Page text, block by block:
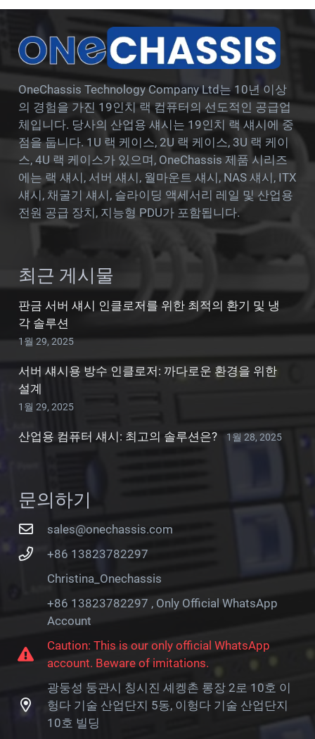
OneChassis Technology Company Ltd는 10년 이상
의 경험을 가진 19인치 랙 컴퓨터의 선도적인 공급업
체입니다. 당사의 산업용 섀시는 19인치 랙 섀시에 중
점을 둡니다. 1U 랙 케이스, 2U 랙 케이스, 3U 랙 케이
스, 4U 랙 케이스가 있으며, OneChassis 제품 시리즈
에는 랙 섀시, 서버 섀시, 월마운트 섀시, NAS 섀시, ITX
섀시, 채굴기 섀시, 슬라이딩 액세서리 레일 및 산업용
전원 공급 장치, 지능형 PDU가 포함됩니다.
최근 게시물
판금 서버 섀시 인클로저를 위한 최적의 환기 및 냉
각 솔루션
1월 29, 2025
서버 섀시용 방수 인클로저: 까다로운 환경을 위한
설계
1월 29, 2025
산업용 컴퓨터 섀시: 최고의 솔루션은? 1월 28, 2025
문의하기
sales@onechassis.com
+86 13823782297
Christina_Onechassis
+86 13823782297 , Only Official WhatsApp
Account
Caution: This is our only official WhatsApp
account. Beware of imitations.
광둥성 둥관시 칭시진 셰켕촌 롱장 2로 10호 이
헝다 기술 산업단지 5동, 이헝다 기술 산업단지
10호 빌딩